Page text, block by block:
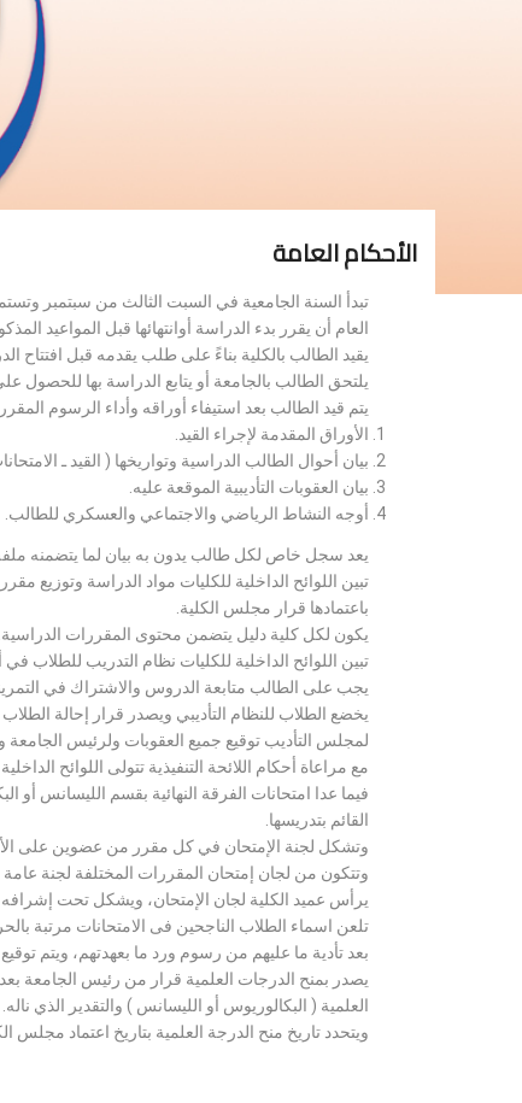
الأحكام العامة
تبدأ السنة الجامعية في السبت الثالث من سبتمبر
العام أن يقرر بدء الدراسة أوانتهائها قبل المواعيد
يقيد الطالب بالكلية بناءً على طلب يقدمه قبل افتتاح
يلتحق الطالب بالجامعة أو يتابع الدراسة بها
يتم قيد الطالب بعد استيفاء أوراقه وأداء الرسوم
الأوراق المقدمة لإجراء القيد.
بيان أحوال الطالب الدراسية وتواريخها ( القيد ـ
بيان العقوبات التأديبية الموقعة عليه.
أوجه النشاط الرياضي والاجتماعي والعسكري للطالب.
يعد سجل خاص لكل طالب يدون به بيان لما يتضمنه
تبين اللوائح الداخلية للكليات مواد الدراسة
باعتمادها قرار مجلس الكلية.
يكون لكل كلية دليل يتضمن محتوى المقررات الدراسية.
تبين اللوائح الداخلية للكليات نظام التدريب للطلاب
يجب على الطالب متابعة الدروس والاشتراك في
يخضع الطلاب للنظام التأديبي ويصدر قرار إحالة
لمجلس التأديب توقيع جميع العقوبات ولرئيس الجامعة
مع مراعاة أحكام اللائحة التنفيذية تتولى اللوائح
فيما عدا امتحانات الفرقة النهائية بقسم الليسانس
القائم بتدريسها.
وتشكل لجنة الإمتحان في كل مقرر من عضوين على
وتتكون من لجان إمتحان المقررات المختلفة لجنة
يرأس عميد الكلية لجان الإمتحان، ويشكل تحت إشرافه
تلعن اسماء الطلاب الناجحين فى الامتحانات مرتبة
بعد تأدية ما عليهم من رسوم ورد ما بعهدتهم، ويتم
يصدر بمنح الدرجات العلمية قرار من رئيس الجامعة
العلمية ( البكالوريوس أو الليسانس ) والتقدير الذي ناله.
ويتحدد تاريخ منح الدرجة العلمية بتاريخ اعتماد مجلس